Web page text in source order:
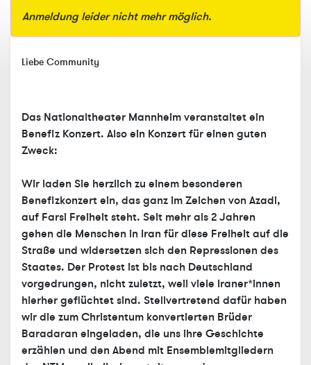
Anmeldung leider nicht mehr möglich.
Liebe Community
Das Nationaltheater Mannheim veranstaltet ein
Benefiz Konzert. Also ein Konzert für einen guten
Zweck:
Wir laden Sie herzlich zu einem besonderen
Benefizkonzert ein, das ganz im Zeichen von Azadi,
auf Farsi Freiheit steht. Seit mehr als 2 Jahren
gehen die Menschen in Iran für diese Freiheit auf die
Straße und widersetzen sich den Repressionen des
Staates. Der Protest ist bis nach Deutschland
vorgedrungen, nicht zuletzt, weil viele Iraner*innen
hierher geflüchtet sind. Stellvertretend dafür haben
wir die zum Christentum konvertierten Brüder
Baradaran eingeladen, die uns ihre Geschichte
erzählen und den Abend mit Ensemblemitgliedern